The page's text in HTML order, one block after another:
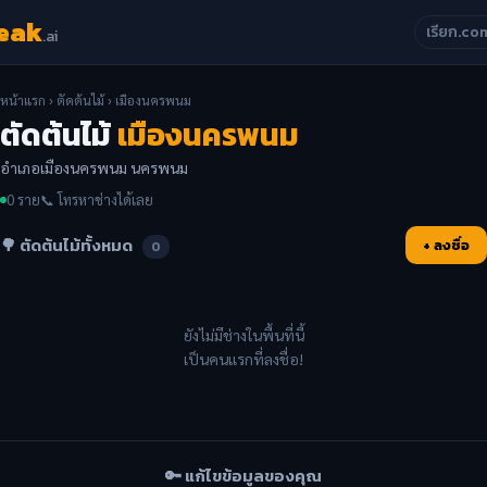
.ai เรียก
หน้าแรก › ตัดต้นไม้› เมืองนครพนม
ตัดต้นไม้เมืองนครพนม
อำเภอเมืองนครพนม นครพนม
0 ราย📞 โทรหาช่างได้เลย
🌳 ตัดต้นไม้ทั้งหมด 0 + ลงชื่อ
ยังไม่มีช่างในพื้นที่นี้
เป็นคนแรกที่ลงชื่อ!
🔑 แก้ไขข้อมูลของคุณ